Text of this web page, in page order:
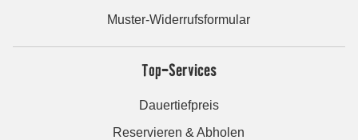
Muster-Widerrufsformular
Top-Services
Dauertiefpreis
Reservieren & Abholen